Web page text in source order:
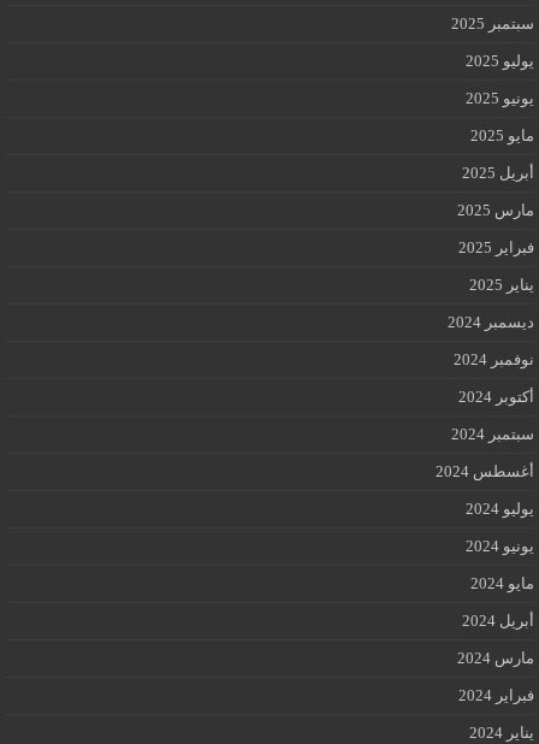
سبتمبر 2025
يوليو 2025
يونيو 2025
مايو 2025
أبريل 2025
مارس 2025
فبراير 2025
يناير 2025
ديسمبر 2024
نوفمبر 2024
أكتوبر 2024
سبتمبر 2024
أغسطس 2024
يوليو 2024
يونيو 2024
مايو 2024
أبريل 2024
مارس 2024
فبراير 2024
يناير 2024